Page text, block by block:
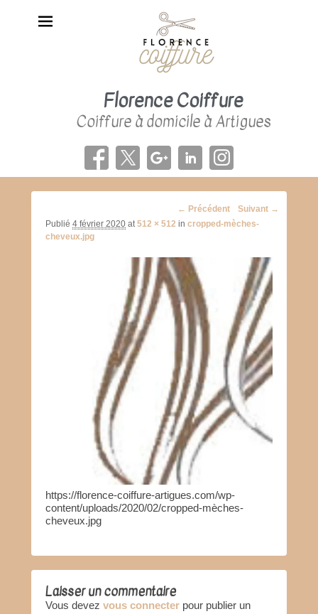
Florence Coiffure
Coiffure à domicile à Artigues
Navigation
d'image
← Précédent
Suivant →
Publié 4 février 2020 at512 × 512 in cropped-mèches-
cheveux.jpg
https://florence-coiffure-artigues.com/wp-
content/uploads/2020/02/cropped-mèches-
cheveux.jpg
Laisser un commentaire
Vous devez vous connecter pour publier un